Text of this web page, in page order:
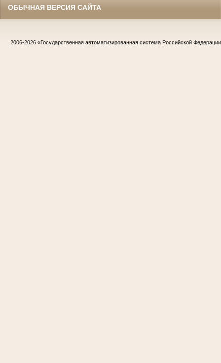
ОБЫЧНАЯ ВЕРСИЯ САЙТА
2006-2026 «Государственная автоматизированная система Российской